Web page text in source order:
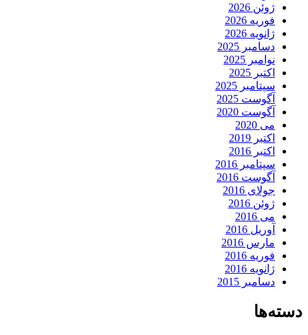
ژوئن 2026
فوریه 2026
ژانویه 2026
دسامبر 2025
نوامبر 2025
اکتبر 2025
سپتامبر 2025
آگوست 2025
آگوست 2020
می 2020
اکتبر 2019
اکتبر 2016
سپتامبر 2016
آگوست 2016
جولای 2016
ژوئن 2016
می 2016
آوریل 2016
مارس 2016
فوریه 2016
ژانویه 2016
دسامبر 2015
دسته‌ها